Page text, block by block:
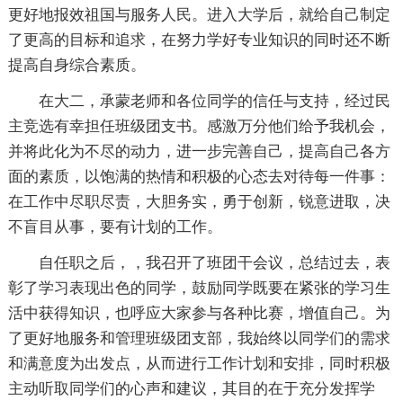
更好地报效祖国与服务人民。进入大学后，就给自己制定
了更高的目标和追求，在努力学好专业知识的同时还不断
提高自身综合素质。
在大二，承蒙老师和各位同学的信任与支持，经过民
主竞选有幸担任班级团支书。感激万分他们给予我机会，
并将此化为不尽的动力，进一步完善自己，提高自己各方
面的素质，以饱满的热情和积极的心态去对待每一件事：
在工作中尽职尽责，大胆务实，勇于创新，锐意进取，决
不盲目从事，要有计划的工作。
自任职之后，，我召开了班团干会议，总结过去，表
彰了学习表现出色的同学，鼓励同学既要在紧张的学习生
活中获得知识，也呼应大家参与各种比赛，增值自己。为
了更好地服务和管理班级团支部，我始终以同学们的需求
和满意度为出发点，从而进行工作计划和安排，同时积极
主动听取同学们的心声和建议，其目的在于充分发挥学